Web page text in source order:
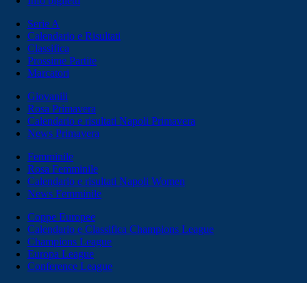
Serie A
Calendario e Risultati
Classifica
Prossime Partite
Marcatori
Giovanili
Rosa Primavera
Calendario e risultati Napoli Primavera
News Primavera
Femminile
Rosa Femminile
Calendario e risultati Napoli Women
News Femminile
Coppe Europee
Calendario e Classifica Champions League
Champions League
Europa League
Conference League